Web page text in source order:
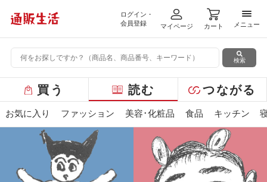
ログイン・
会員登録
マイページ カート
メニ
メニュー
検索
ー
バ
買う 読む つながる
お気に入り ファッション 美容･化粧品 食品 キッチン